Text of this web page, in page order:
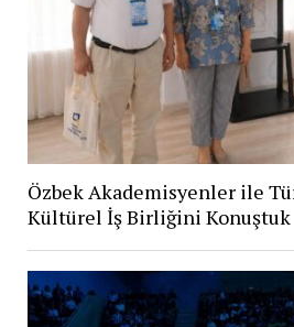
Özbek Akademisyenler ile
Kültürel İş Birliğini Konuştuk